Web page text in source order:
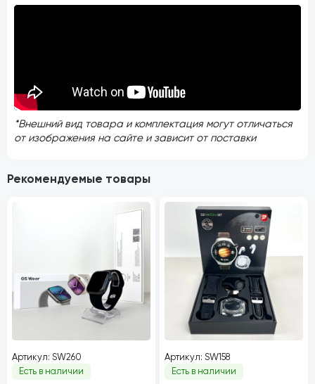
*Внешний вид товара и комплектация могут отличаться
от изображения на сайте и зависит от поставки
Рекомендуемые товары
Артикул: SW260
Есть в наличии
Артикул: SW158
Есть в наличии